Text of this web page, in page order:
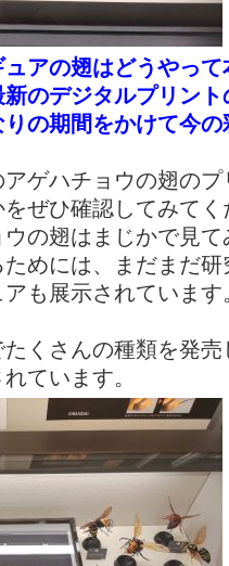
アの翅はどうやっ
のデジタルプリン
の期間をかけて今
ゲハチョウの翅の
ぜひ確認してみてく
の翅はまじかで見
めには、まだまだ
も展示されています
たくさんの種類を発
ています。